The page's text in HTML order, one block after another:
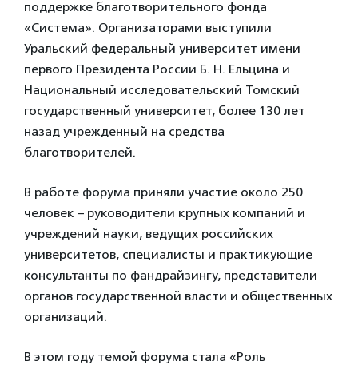
поддержке благотворительного фонда
«Система». Организаторами выступили
Уральский федеральный университет имени
первого Президента России Б. Н. Ельцина и
Национальный исследовательский Томский
государственный университет, более 130 лет
назад учрежденный на средства
благотворителей.
В работе форума приняли участие около 250
человек – руководители крупных компаний и
учреждений науки, ведущих российских
университетов, специалисты и практикующие
консультанты по фандрайзингу, представители
органов государственной власти и общественных
организаций.
В этом году темой форума стала «Роль